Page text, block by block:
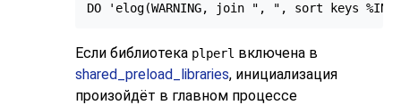
DO 'elog(WARNING, join ", ", sort keys
Если библиотека plperl включена в
shared_preload_libraries, инициализация
произойдёт в главном процессе